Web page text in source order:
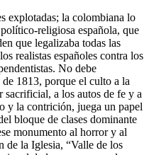
explotadas; la colombiana lo
religiosa española, que
que legalizaba todas las
realistas españoles contra los
No debe
1813, porque el culto a la
sacrificial, a los autos de fe y a
y la contrición, juega un papel
bloque de clases dominante
monumento al horror y al
de la Iglesia, “Valle de los